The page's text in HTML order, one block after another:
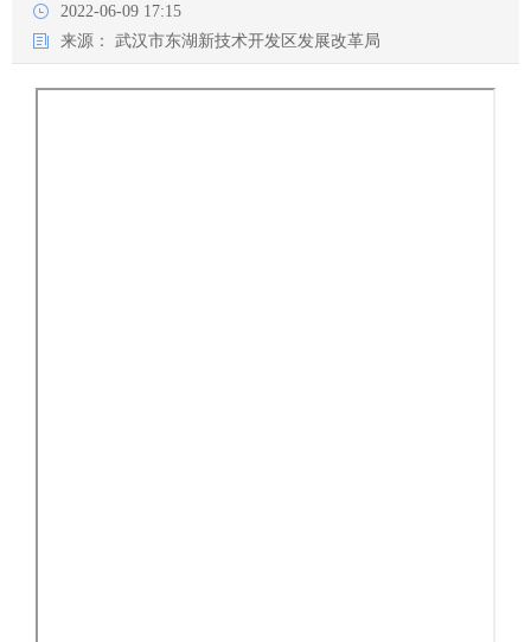
2022-06-09 17:15
来源： 武汉市东湖新技术开发区发展改革局